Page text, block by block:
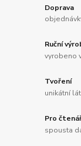
Doprava
Ruční
vyrobeno
Tvoření
unikátní
Pro
spousta